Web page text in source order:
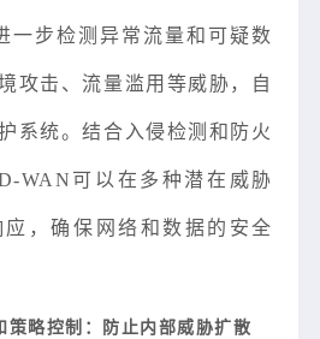
一步检测异常流量和可疑数
攻击、流量滥用等威胁，自
系统。结合入侵检测和防火
WAN可以在多种潜在威胁
，确保网络和数据的安全
策略控制：防止内部威胁扩散